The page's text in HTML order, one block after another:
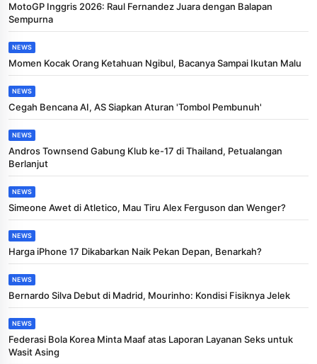
MotoGP Inggris 2026: Raul Fernandez Juara dengan Balapan
Sempurna
NEWS
Momen Kocak Orang Ketahuan Ngibul, Bacanya Sampai Ikutan Malu
NEWS
Cegah Bencana AI, AS Siapkan Aturan 'Tombol Pembunuh'
NEWS
Andros Townsend Gabung Klub ke-17 di Thailand, Petualangan
Berlanjut
NEWS
Simeone Awet di Atletico, Mau Tiru Alex Ferguson dan Wenger?
NEWS
Harga iPhone 17 Dikabarkan Naik Pekan Depan, Benarkah?
NEWS
Bernardo Silva Debut di Madrid, Mourinho: Kondisi Fisiknya Jelek
NEWS
Federasi Bola Korea Minta Maaf atas Laporan Layanan Seks untuk
Wasit Asing